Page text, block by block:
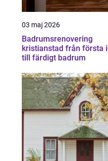
03 maj 2026
Badrumsrenovering
kristianstad från första idé
till färdigt badrum